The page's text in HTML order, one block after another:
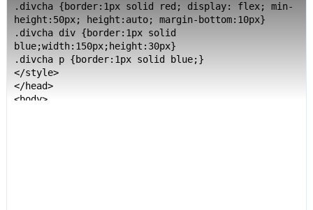
.divcha {border:1px solid red; display: flex; min-
height:50px; height:auto; margin-bottom:10px}
.divcha div {border:1px solid
blue;width:150px;height:30px}
.divcha p {border:1px solid blue;}
</style>
</head>
<body>